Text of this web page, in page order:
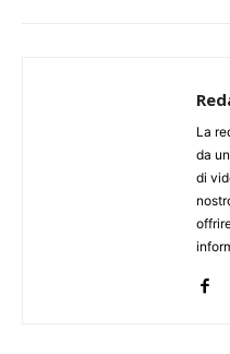
La
da
di